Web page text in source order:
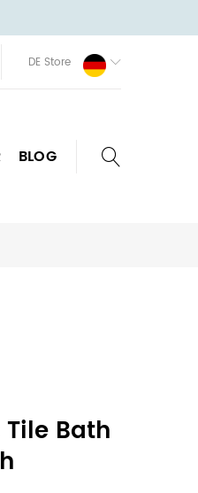
DE Store
BLOG
Bath